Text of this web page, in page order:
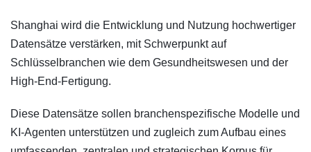
Shanghai wird die Entwicklung und Nutzung hochwertiger
Datensätze verstärken, mit Schwerpunkt auf
Schlüsselbranchen wie dem Gesundheitswesen und der
High-End-Fertigung.
Diese Datensätze sollen branchenspezifische Modelle und
KI-Agenten unterstützen und zugleich zum Aufbau eines